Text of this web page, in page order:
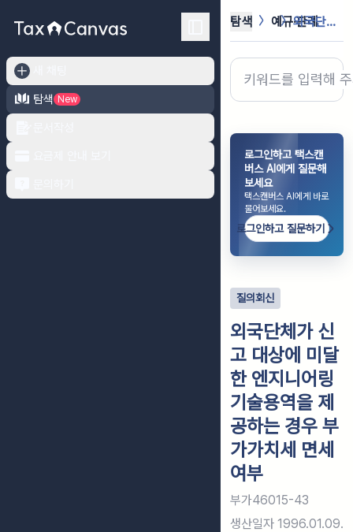
탐색
New
탐색 예규·판례 외국단체가 신고 대상에 미달 한 엔지...
로그인하고 택스캔
버스 AI에게 질문해
보세요
택스캔버스 AI에게 바로
물어보세요.
로그인하고 질문하기
질의회신
외국단체가 신
고 대상에 미달
한 엔지니어링
기술용역을 제
공하는 경우 부
가가치세 면세
여부
부가46015-43
생산일자 1996.01.09.